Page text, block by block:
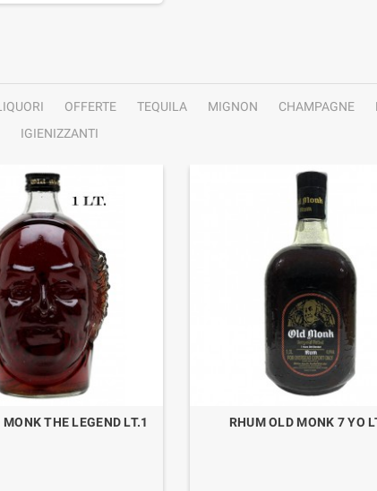
OFFERTE TEQUILA MIGNON CHAMPAGNE
IGIENIZZANTI
THE LEGEND LT.1 RHUM OLD MONK 7 YO